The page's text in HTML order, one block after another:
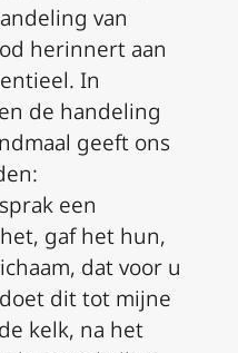
van
herinnert aan
In
de handeling
geeft ons
een
gaf het hun,
dat voor u
dit tot mijne
kelk, na het